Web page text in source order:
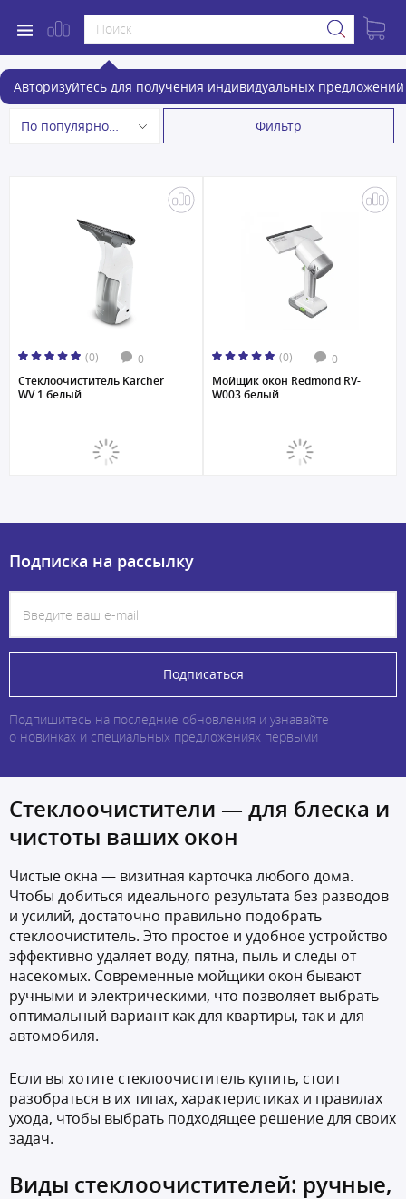
Авторизуйтесь для получения индивидуальных предложений
Стеклоочистители
По популярности Фильтр
(0) 0
Стеклоочиститель Karcher
WV 1 белый...
(0) 0
Мойщик окон Redmond RV-
W003 белый
Подписка на рассылку
Подписаться
Подпишитесь на последние обновления и узнавайте
о новинках и специальных предложениях первыми
Стеклоочистители — для блеска и
чистоты ваших окон
Чистые окна — визитная карточка любого дома.
Чтобы добиться идеального результата без разводов
и усилий, достаточно правильно подобрать
стеклоочиститель. Это простое и удобное устройство
эффективно удаляет воду, пятна, пыль и следы от
насекомых. Современные мойщики окон бывают
ручными и электрическими, что позволяет выбрать
оптимальный вариант как для квартиры, так и для
автомобиля.
Если вы хотите стеклоочиститель купить, стоит
разобраться в их типах, характеристиках и правилах
ухода, чтобы выбрать подходящее решение для своих
задач.
Виды стеклоочистителей: ручные,